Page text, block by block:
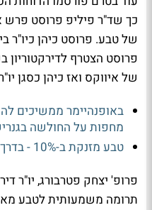
כך שד"ר פיליפ פרוסט פרש
של איווקס ואז כיהן כסגן
באופנהיימר ממשיכים
מחפות על החולשה
טבע מזנקת ב-10% - בדרך להיכנס למדדים?
פרופ' יצחק פטרבורג, יו"ר
תרומה משמעותית לטבע מאז